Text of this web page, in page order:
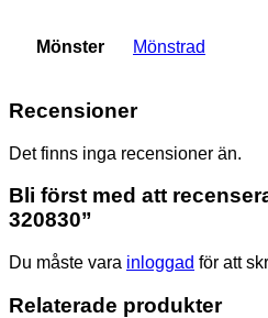
Mönster Mönstrad
Recensioner
Det finns inga recensioner än.
Bli först med att
320830”
Du måste vara inloggad för att
Relaterade produkter